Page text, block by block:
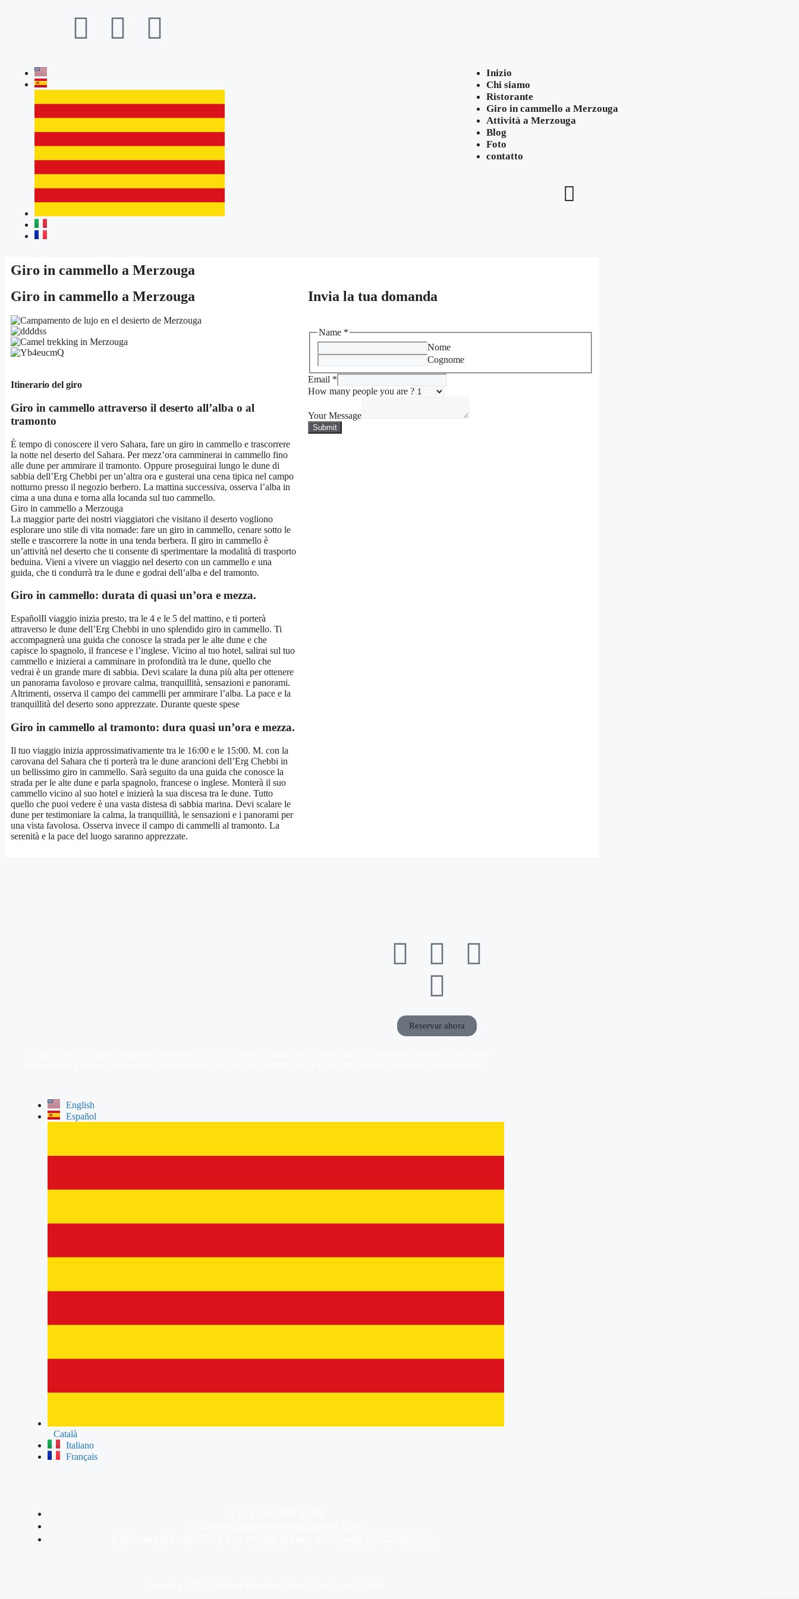
Inizio
Chi siamo
Ristorante
Giro in cammello a Merzouga
Attività a Merzouga
Blog
Foto
contatto
Giro in cammello a Merzouga
Giro in cammello a Merzouga
Itinerario del giro
Giro in cammello attraverso il deserto all’alba o al
tramonto
È tempo di conoscere il vero Sahara, fare un giro in cammello e trascorrere
la notte nel deserto del Sahara. Per mezz’ora camminerai in cammello fino
alle dune per ammirare il tramonto. Oppure proseguirai lungo le dune di
sabbia dell’Erg Chebbi per un’altra ora e gusterai una cena tipica nel campo
notturno presso il negozio berbero. La mattina successiva, osserva l’alba in
cima a una duna e torna alla locanda sul tuo cammello.
Giro in cammello a Merzouga
La maggior parte dei nostri viaggiatori che visitano il deserto vogliono
esplorare uno stile di vita nomade: fare un giro in cammello, cenare sotto le
stelle e trascorrere la notte in una tenda berbera. Il giro in cammello è
un’attività nel deserto che ti consente di sperimentare la modalità di trasporto
beduina. Vieni a vivere un viaggio nel deserto con un cammello e una
guida, che ti condurrà tra le dune e godrai dell’alba e del tramonto.
Giro in cammello: durata di quasi un’ora e mezza.
EspañolIl viaggio inizia presto, tra le 4 e le 5 del mattino, e ti porterà
attraverso le dune dell’Erg Chebbi in uno splendido giro in cammello. Ti
accompagnerà una guida che conosce la strada per le alte dune e che
capisce lo spagnolo, il francese e l’inglese. Vicino al tuo hotel, salirai sul tuo
cammello e inizierai a camminare in profondità tra le dune, quello che
vedrai è un grande mare di sabbia. Devi scalare la duna più alta per ottenere
un panorama favoloso e provare calma, tranquillità, sensazioni e panorami.
Altrimenti, osserva il campo dei cammelli per ammirare l’alba. La pace e la
tranquillità del deserto sono apprezzate. Durante queste spese
Giro in cammello al tramonto: dura quasi un’ora e mezza.
Il tuo viaggio inizia approssimativamente tra le 16:00 e le 15:00. M. con la
carovana del Sahara che ti porterà tra le dune arancioni dell’Erg Chebbi in
un bellissimo giro in cammello. Sarà seguito da una guida che conosce la
strada per le alte dune e parla spagnolo, francese o inglese. Monterà il suo
cammello vicino al suo hotel e inizierà la sua discesa tra le dune. Tutto
quello che puoi vedere è una vasta distesa di sabbia marina. Devi scalare le
dune per testimoniare la calma, la tranquillità, le sensazioni e i panorami per
una vista favolosa. Osserva invece il campo di cammelli al tramonto. La
serenità e la pace del luogo saranno apprezzate.
Invia la tua domanda
Name *
Nome
Cognome
Email *
How many people you are ?
Your Message
Submit
Reservar ahora
English
Español
Català
Italiano
Français